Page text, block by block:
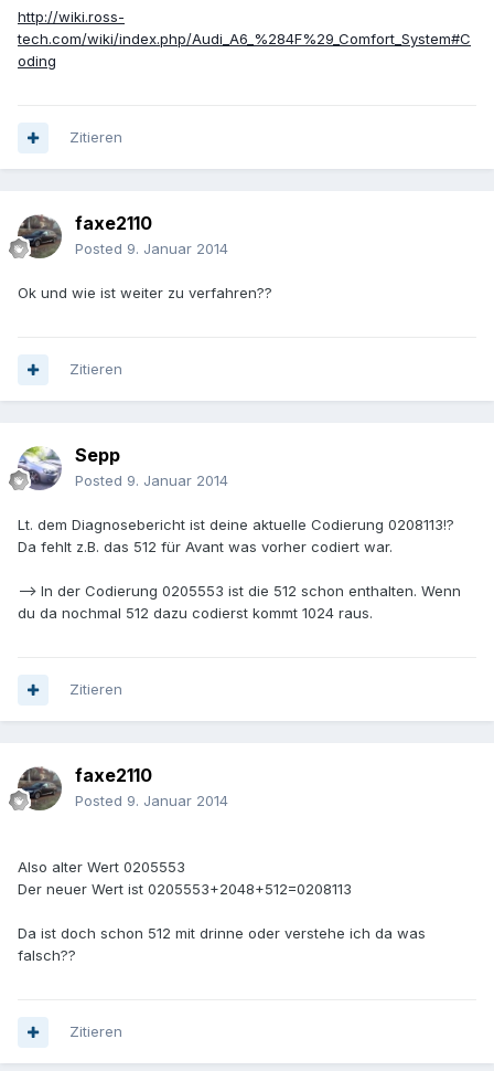
http://wiki.ross-
tech.com/wiki/index.php/Audi_A6_%284F%29_Comfort_System#C
oding
Zitieren
faxe2110
Posted 9. Januar 2014
Ok und wie ist weiter zu verfahren??
Zitieren
Sepp
Posted 9. Januar 2014
Lt. dem Diagnosebericht ist deine aktuelle Codierung 0208113!?
Da fehlt z.B. das 512 für Avant was vorher codiert war.
--> In der Codierung 0205553 ist die 512 schon enthalten. Wenn
du da nochmal 512 dazu codierst kommt 1024 raus.
Zitieren
faxe2110
Posted 9. Januar 2014
Also alter Wert 0205553
Der neuer Wert ist 0205553+2048+512=0208113
Da ist doch schon 512 mit drinne oder verstehe ich da was
falsch??
Zitieren